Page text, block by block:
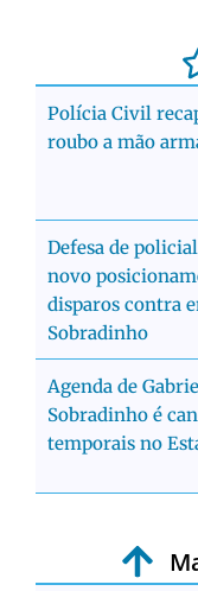
Polícia Civil
roubo a mão
Defesa de
novo
disparos contra
Sobradinho
Agenda de
Sobradinho é
temporais no